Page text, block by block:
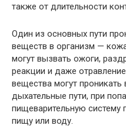
также от длительности
Один из основных пути
веществ в организм —
могут вызвать ожоги,
реакции и даже
вещества могут проникать
дыхательные пути, при
пищеварительную систему
пищу или воду.